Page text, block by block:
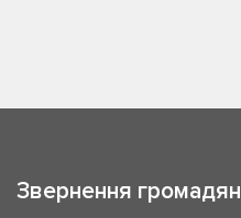
Звернення громадян